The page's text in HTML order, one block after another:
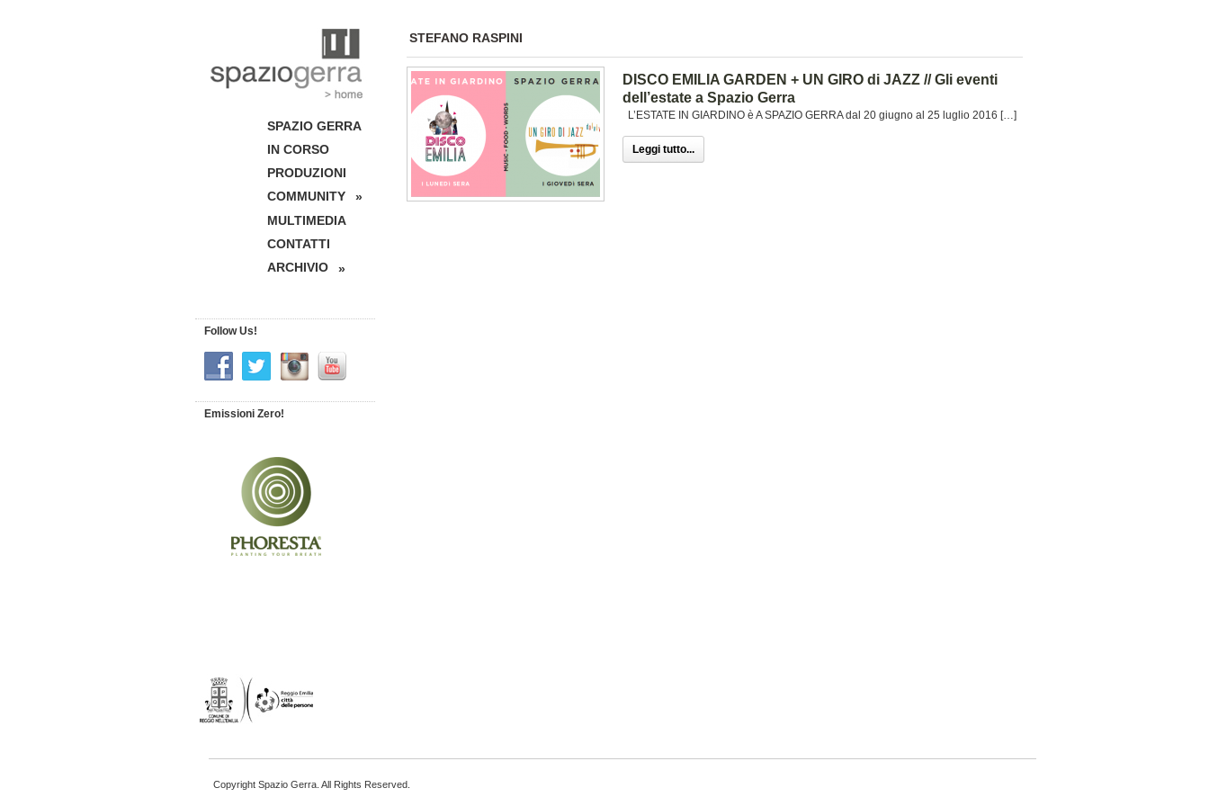
STEFANO RASPINI
DISCO EMILIA GARDEN + UN GIRO di JAZZ // Gli eventi
dell’estate a Spazio Gerra
L’ESTATE IN GIARDINO è A SPAZIO GERRA dal 20 giugno al 25 luglio 2016 […]
Leggi tutto...
SPAZIO GERRA
IN CORSO
PRODUZIONI
COMMUNITY
»
MULTIMEDIA
CONTATTI
ARCHIVIO
»
Follow Us!
Emissioni Zero!
Copyright Spazio Gerra. All Rights Reserved.